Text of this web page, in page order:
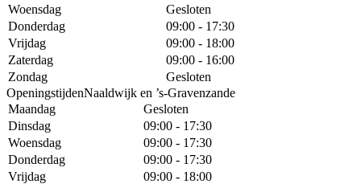
Woensdag
Gesloten
Donderdag
09:00 - 17:30
Vrijdag
09:00 - 18:00
Zaterdag
09:00 - 16:00
Zondag
Gesloten
OpeningstijdenNaaldwijk en ’s-Gravenzande
Maandag
Gesloten
Dinsdag
09:00 - 17:30
Woensdag
09:00 - 17:30
Donderdag
09:00 - 17:30
Vrijdag
09:00 - 18:00